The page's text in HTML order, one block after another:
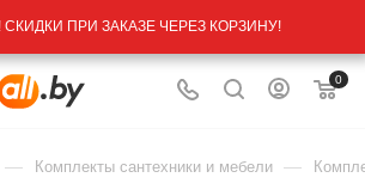
ПРИ ЗАКАЗЕ ЧЕРЕЗ КОРЗИНУ!
0
— Комплекты сантехники и мебели —